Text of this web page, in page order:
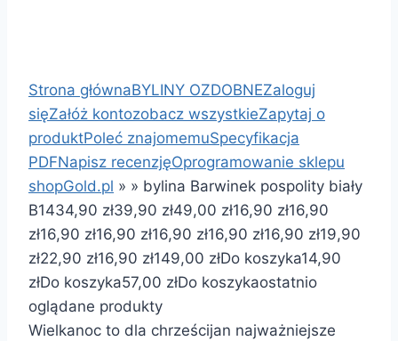
Strona głównaBYLINY OZDOBNEZaloguj
sięZałóż kontozobacz wszystkieZapytaj o
produktPoleć znajomemuSpecyfikacja
PDFNapisz recenzjęOprogramowanie sklepu
shopGold.pl » » bylina Barwinek pospolity biały
B1434,90 zł39,90 zł49,00 zł16,90 zł16,90
zł16,90 zł16,90 zł16,90 zł16,90 zł16,90 zł19,90
zł22,90 zł16,90 zł149,00 złDo koszyka14,90
złDo koszyka57,00 złDo koszykaostatnio
oglądane produkty
Wielkanoc to dla chrześcijan najważniejsze